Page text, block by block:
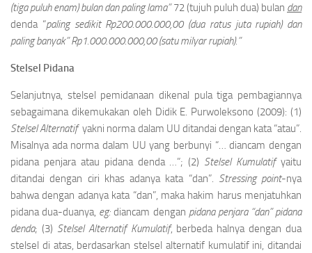
(tiga puluh enam) bulan dan paling lama”72 (tujuh puluh dua) bulan dan
denda “paling sedikit Rp200.000.000,00 (dua ratus juta rupiah) dan
paling banyak” Rp1.000.000.000,00 (satu milyar rupiah).”
Stelsel Pidana
Selanjutnya, stelsel pemidanaan dikenal pula tiga pembagiannya
sebagaimana dikemukakan oleh Didik E. Purwoleksono (2009): (1)
Stelsel Alternatifyakni norma dalam UU ditandai dengan kata “atau”.
Misalnya ada norma dalam UU yang berbunyi “… diancam dengan
pidana penjara atau pidana denda …”; (2) Stelsel Kumulatifyaitu
ditandai dengan ciri khas adanya kata “dan”. Stressing point-nya
bahwa dengan adanya kata “dan”, maka hakim harus menjatuhkan
pidana dua-duanya, eg: diancam dengan pidana penjara “dan” pidana
denda; (3) Stelsel Alternatif Kumulatif, berbeda halnya dengan dua
stelsel di atas, berdasarkan stelsel alternatif kumulatif ini, ditandai